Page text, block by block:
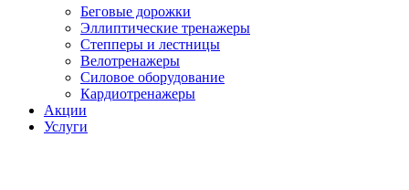
Беговые дорожки
Эллиптические тренажеры
Степперы и лестницы
Велотренажеры
Силовое оборудование
Кардиотренажеры
Акции
Услуги